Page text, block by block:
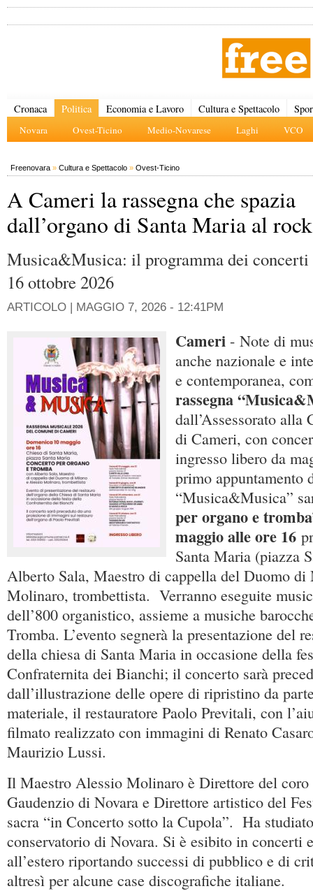
Cronaca Politica
Novara Ovest-Ticino Medio-Novarese Laghi VCO
Economia e Lavoro Cultura e Spettacolo
Freenovara » Cultura e Spettacolo » Ovest-Ticino
A Cameri la rassegna che spazia
dall’organo di Santa Maria al rock
Musica&Musica: il programma dei concerti
16 ottobre 2026
ARTICOLO | MAGGIO 7, 2026 - 12:41PM
Cameri - Note di
anche nazionale e
e contemporanea,
rassegna
dall’Assessorato alla
di Cameri, con
ingresso libero da
primo appuntamento
“Musica&Musica”
per organo e
maggio alle ore 16
Santa Maria (piazza
Alberto Sala, Maestro di cappella del Duomo
Molinaro, trombettista. Verranno eseguite
dell’800 organistico, assieme a musiche
Tromba. L’evento segnerà la presentazione del
della chiesa di Santa Maria in occasione della
Confraternita dei Bianchi; il concerto sarà
dall’illustrazione delle opere di ripristino da
materiale, il restauratore Paolo Previtali, con
filmato realizzato con immagini di Renato
Maurizio Lussi.
Il Maestro Alessio Molinaro è Direttore del
Gaudenzio di Novara e Direttore artistico del
sacra “in Concerto sotto la Cupola”. Ha
conservatorio di Novara. Si è esibito in concerti
all’estero riportando successi di pubblico e di
altresì per alcune case discografiche italiane.